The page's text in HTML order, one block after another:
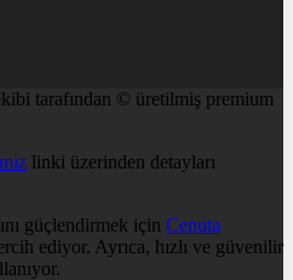
tarafından © üretilmiş premium
linki üzerinden detayları
güçlendirmek için Cenuta
ediyor. Ayrıca, hızlı ve güvenilir